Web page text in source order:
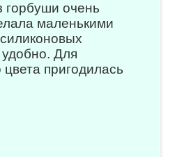
горбуши очень
маленькими
Для
цвета пригодилась